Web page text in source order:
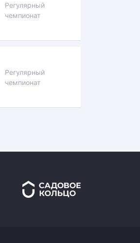
Регулярный
чемпионат
Регулярный
чемпионат